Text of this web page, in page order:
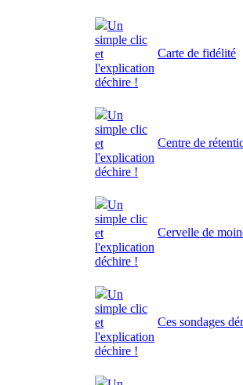
Un
simple clic
et
l'explication
déchire !
Carte de fidélité
Un
simple clic
et
l'explication
déchire !
Centre de
Un
simple clic
et
l'explication
déchire !
Cervelle de
Un
simple clic
et
l'explication
déchire !
Ces sondages